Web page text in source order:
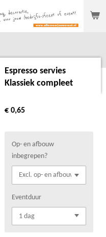
Espresso servies
Klassiek compleet
€ 0,65
Op- en afbouw
inbegrepen?
Eventduur